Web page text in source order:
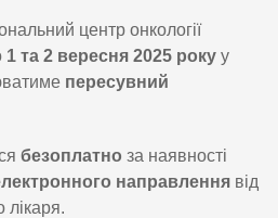
центр онкології
1 та 2 вересня 2025 року у
пересувний
безоплатно за наявності
направлення від
лікаря.